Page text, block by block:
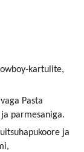
kartulite,
Pasta
parmesaniga.
ja